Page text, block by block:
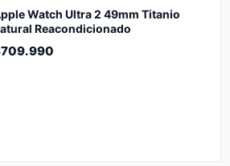
Watch Ultra 2 49mm Titanio
Reacondicionado
709.990